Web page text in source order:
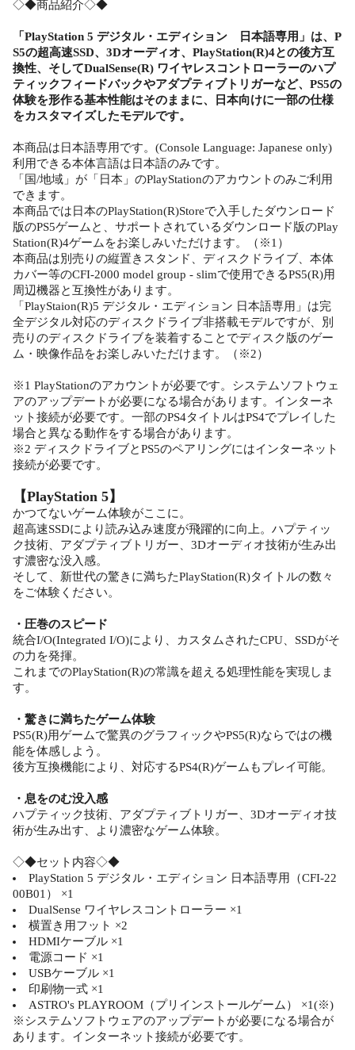
◇◆商品紹介◇◆
「PlayStation 5 デジタル・エディション 日本語専用」は、P
S5の超高速SSD、3Dオーディオ、PlayStation(R)4との後方互
換性、そしてDualSense(R) ワイヤレスコントローラーのハプ
ティックフィードバックやアダプティブトリガーなど、PS5の
体験を形作る基本性能はそのままに、日本向けに一部の仕様
をカスタマイズしたモデルです。
本商品は日本語専用です。(Console Language: Japanese only)
利用できる本体言語は日本語のみです。
「国/地域」が「日本」のPlayStationのアカウントのみご利用
できます。
本商品では日本のPlayStation(R)Storeで入手したダウンロード
版のPS5ゲームと、サポートされているダウンロード版のPlay
Station(R)4ゲームをお楽しみいただけます。（※1）
本商品は別売りの縦置きスタンド、ディスクドライブ、本体
カバー等のCFI-2000 model group - slimで使用できるPS5(R)用
周辺機器と互換性があります。
「PlayStaion(R)5 デジタル・エディション 日本語専用」は完
全デジタル対応のディスクドライブ非搭載モデルですが、別
売りのディスクドライブを装着することでディスク版のゲー
ム・映像作品をお楽しみいただけます。（※2）
※1 PlayStationのアカウントが必要です。システムソフトウェ
アのアップデートが必要になる場合があります。インターネ
ット接続が必要です。一部のPS4タイトルはPS4でプレイした
場合と異なる動作をする場合があります。
※2 ディスクドライブとPS5のペアリングにはインターネット
接続が必要です。
【PlayStation 5】
かつてないゲーム体験がここに。
超高速SSDにより読み込み速度が飛躍的に向上。ハプティッ
ク技術、アダプティブトリガー、3Dオーディオ技術が生み出
す濃密な没入感。
そして、新世代の驚きに満ちたPlayStation(R)タイトルの数々
をご体験ください。
・圧巻のスピード
統合I/O(Integrated I/O)により、カスタムされたCPU、SSDがそ
の力を発揮。
これまでのPlayStation(R)の常識を超える処理性能を実現しま
す。
・驚きに満ちたゲーム体験
PS5(R)用ゲームで驚異のグラフィックやPS5(R)ならではの機
能を体感しよう。
後方互換機能により、対応するPS4(R)ゲームもプレイ可能。
・息をのむ没入感
ハプティック技術、アダプティブトリガー、3Dオーディオ技
術が生み出す、より濃密なゲーム体験。
◇◆セット内容◇◆
PlayStation 5 デジタル・エディション 日本語専用（CFI-22
00B01） ×1
DualSense ワイヤレスコントローラー ×1
横置き用フット ×2
HDMIケーブル ×1
電源コード ×1
USBケーブル ×1
印刷物一式 ×1
ASTRO's PLAYROOM（プリインストールゲーム） ×1(※)
※システムソフトウェアのアップデートが必要になる場合が
あります。インターネット接続が必要です。